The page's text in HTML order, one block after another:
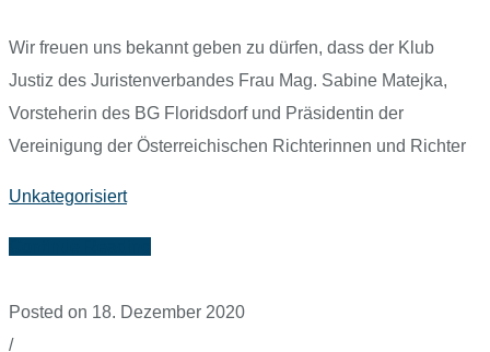
Wir freuen uns bekannt geben zu dürfen, dass der Klub
Justiz des Juristenverbandes Frau Mag. Sabine Matejka,
Vorsteherin des BG Floridsdorf und Präsidentin der
Vereinigung der Österreichischen Richterinnen und Richter
Unkategorisiert
Posted on 18. Dezember 2020
/